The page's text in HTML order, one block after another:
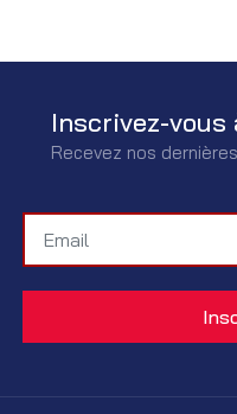
Inscrivez-
Recevez nos